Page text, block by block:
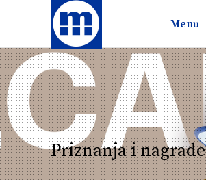
Menu
Priznanja i nagrade